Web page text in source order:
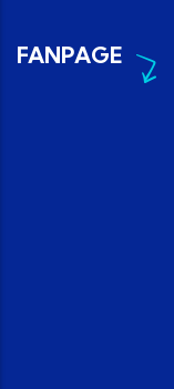
FANPAGE